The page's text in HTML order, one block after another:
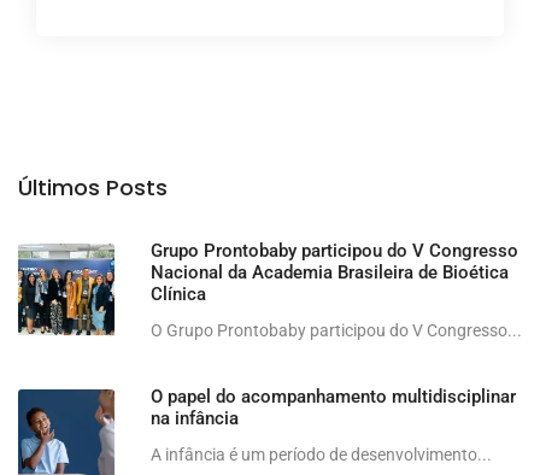
Últimos Posts
Grupo Prontobaby participou do V Congresso
Nacional da Academia Brasileira de Bioética
Clínica
O Grupo Prontobaby participou do V Congresso...
O papel do acompanhamento multidisciplinar
na infância
A infância é um período de desenvolvimento...